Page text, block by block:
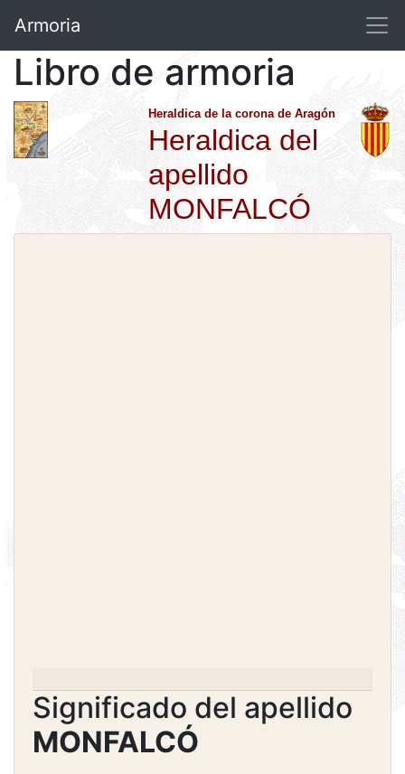
Armoria
Libro de armoria
Heraldica de la corona de Aragón
Heraldica del
apellido
MONFALCÓ
Significado del apellido
MONFALCÓ